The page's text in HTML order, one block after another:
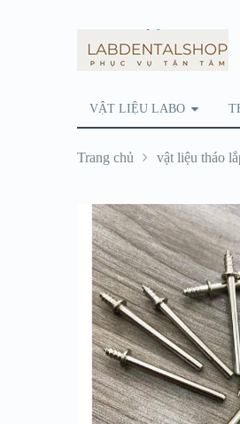
VẬT LIỆU LABO
Trang chủ vật liệu tháo